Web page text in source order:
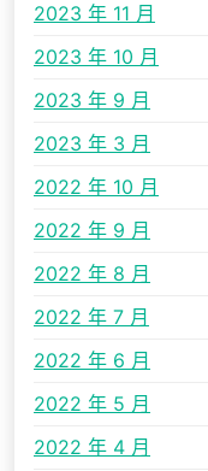
2023 年 11 月
2023 年 10 月
2023 年 9 月
2023 年 3 月
2022 年 10 月
2022 年 9 月
2022 年 8 月
2022 年 7 月
2022 年 6 月
2022 年 5 月
2022 年 4 月